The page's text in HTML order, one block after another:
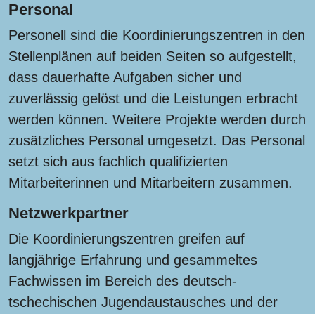
Personal
Personell sind die Koordinierungszentren in den
Stellenplänen auf beiden Seiten so aufgestellt,
dass dauerhafte Aufgaben sicher und
zuverlässig gelöst und die Leistungen erbracht
werden können. Weitere Projekte werden durch
zusätzliches Personal umgesetzt. Das Personal
setzt sich aus fachlich qualifizierten
Mitarbeiterinnen und Mitarbeitern zusammen.
Netzwerkpartner
Die Koordinierungszentren greifen auf
langjährige Erfahrung und gesammeltes
Fachwissen im Bereich des deutsch-
tschechischen Jugendaustausches und der